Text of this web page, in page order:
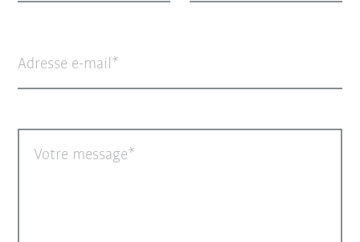
Adresse e-mail
Votre message